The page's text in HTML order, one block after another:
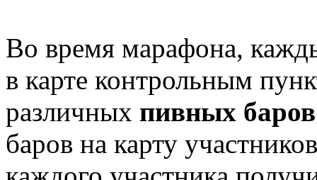
Во время марафона,
в карте контрольным
различных пивных
баров на карту